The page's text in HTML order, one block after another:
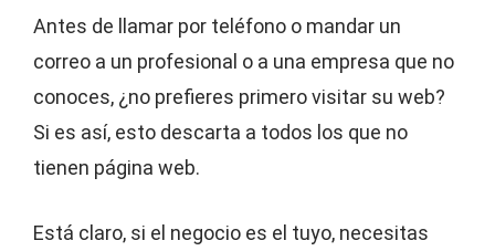
Antes de llamar por teléfono o mandar un
correo a un profesional o a una empresa que no
conoces, ¿no prefieres primero visitar su web?
Si es así, esto descarta a todos los que no
tienen página web.
Está claro, si el negocio es el tuyo, necesitas